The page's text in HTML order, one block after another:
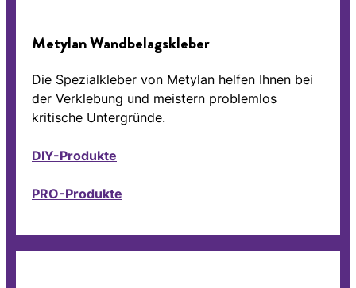
Metylan Wandbelagskleber
Die Spezialkleber von Metylan helfen Ihnen bei
der Verklebung und meistern problemlos
kritische Untergründe.
DIY-Produkte
PRO-Produkte